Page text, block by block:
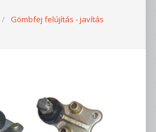
/ Gömbfej felújítás - javítás